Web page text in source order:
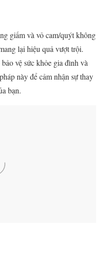
giấm và vỏ cam/quýt không
lại hiệu quả vượt trội.
vệ sức khỏe gia đình và
này để cảm nhận sự thay
bạn.